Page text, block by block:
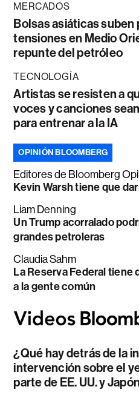
MERCADOS
Bolsas asiáticas suben
tensiones en Medio
repunte del petróleo
TECNOLOGÍA
Artistas se resisten a
voces y canciones
para entrenar a la IA
OPINIÓN BLOOMBERG
Editores de Bloomberg
Kevin Warsh tiene que
Liam Denning
Un Trump acorralado
grandes petroleras
Claudia Sahm
La Reserva Federal tiene
a la gente común
¿Qué hay detrás de la
intervención sobre el
parte de EE. UU. y